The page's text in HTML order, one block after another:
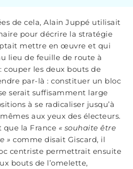
de cela, Alain Juppé utilisait
pour décrire la stratégie
mettre en œuvre et qui
lieu de feuille de route à
couper les deux bouts de
par-là : constituer un bloc
serait suffisamment large
à se radicaliser jusqu’à
aux yeux des électeurs.
la France « souhaite être
» comme disait Giscard, il
centriste permettrait ensuite
bouts de l’omelette,